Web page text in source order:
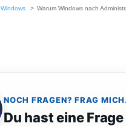
Windows Warum Windows nach
NOCH FRAGEN? FRAG MICH.
Du hast eine